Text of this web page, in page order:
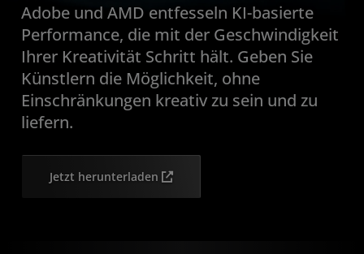
Adobe und AMD entfesseln KI-basierte
Performance, die mit der Geschwindigkeit
Ihrer Kreativität Schritt hält. Geben Sie
Künstlern die Möglichkeit, ohne
Einschränkungen kreativ zu sein und zu
liefern.
Jetzt herunterladen